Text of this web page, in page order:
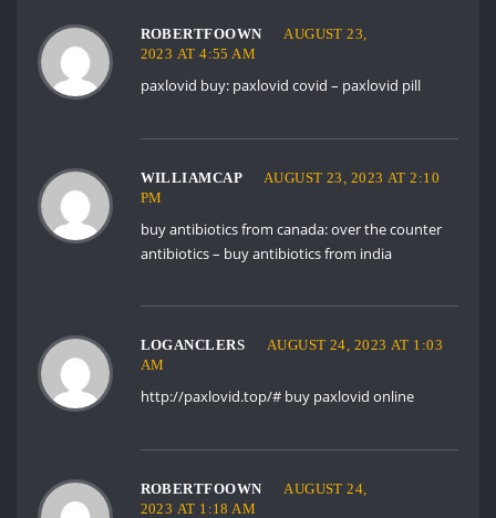
ROBERTFOOWN
AUGUST 23,
2023 AT 4:55 AM
paxlovid buy: paxlovid covid – paxlovid pill
WILLIAMCAP
AUGUST 23, 2023 AT 2:10
PM
buy antibiotics from canada:over the counter
antibiotics– buy antibiotics from india
LOGANCLERS
AUGUST 24, 2023 AT 1:03
AM
http://paxlovid.top/#buy paxlovid online
ROBERTFOOWN
AUGUST 24,
2023 AT 1:18 AM